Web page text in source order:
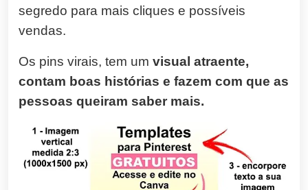
segredo para mais cliques e possíveis
vendas.
Os pins virais, tem um visual atraente,
contam boas histórias e fazem com que as
pessoas queiram saber mais.